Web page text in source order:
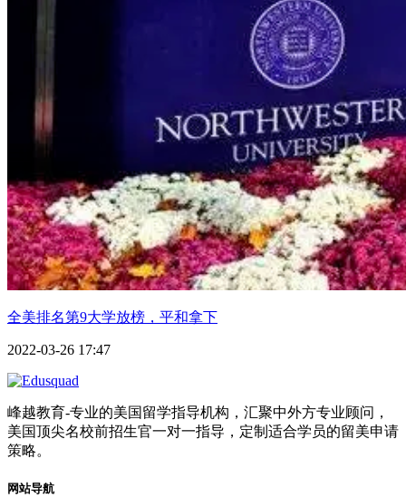
全美排名第9大学放榜，平和拿下
2022-03-26 17:47
峰越教育-专业的美国留学指导机构，汇聚中外方专业顾问，
美国顶尖名校前招生官一对一指导，定制适合学员的留美申请
策略。
网站导航